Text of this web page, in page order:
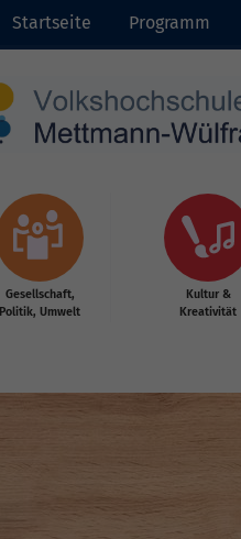
Startseite Programm
Gesellschaft,
Politik, Umwelt
Kultur &
Kreativität